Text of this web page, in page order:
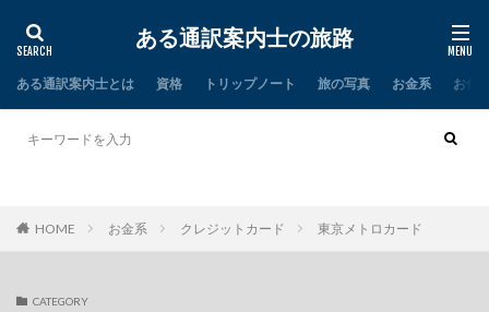
ある通訳案内士の旅路
ある通訳案内士とは 資格 トリップノート 旅の写真 お金系 お仕
HOME お金系 クレジットカード 東京メトロカード
CATEGORY